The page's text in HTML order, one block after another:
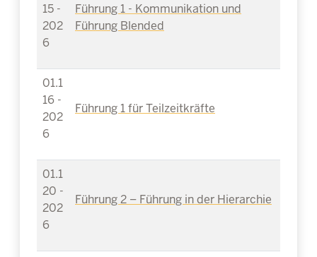
15 -
202
6
Führung 1 - Kommunikation und
Führung Blended
01.1
16 -
202
6
Führung 1 für Teilzeitkräfte
01.1
20 -
202
6
Führung 2 – Führung in der Hierarchie